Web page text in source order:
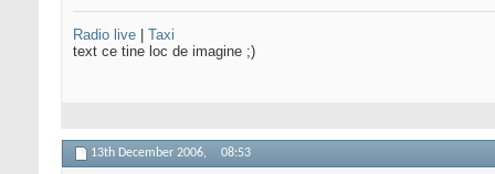
Radio live
Taxi
text ce tine loc de imagine ;)
13th December 2006, 08:53